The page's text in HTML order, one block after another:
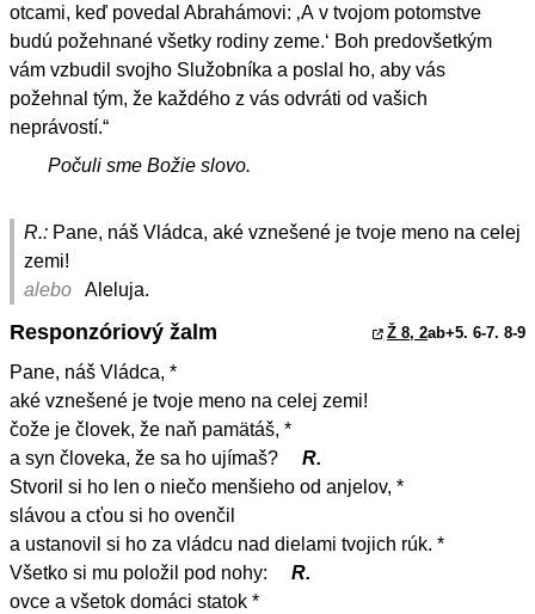
otcami, keď povedal Abrahámovi: ‚A v tvojom potomstve
budú požehnané všetky rodiny zeme.‘ Boh predovšetkým
vám vzbudil svojho Služobníka a poslal ho, aby vás
požehnal tým, že každého z vás odvráti od vašich
neprávostí.“
Počuli sme Božie slovo.
R.: Pane, náš Vládca, aké vznešené je tvoje meno na celej
zemi!
alebo
Aleluja.
Responzóriový žalm Ž 8, 2ab+5. 6-7. 8-9
Pane, náš Vládca, *
aké vznešené je tvoje meno na celej zemi!
čože je človek, že naň pamätáš, *
a syn človeka, že sa ho ujímaš?
R.
Stvoril si ho len o niečo menšieho od anjelov, *
slávou a cťou si ho ovenčil
a ustanovil si ho za vládcu nad dielami tvojich rúk. *
Všetko si mu položil pod nohy:
R.
ovce a všetok domáci statok *